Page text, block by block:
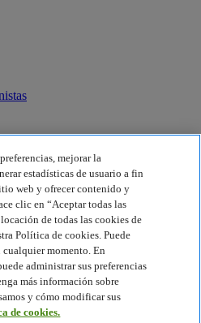
mejorar la
estadísticas de usuario a fin
web y ofrecer contenido y
clic en “Aceptar todas las
de todas las cookies de
Política de cookies. Puede
cualquier momento. En
administrar sus preferencias
más información sobre
y cómo modificar sus
de cookies.